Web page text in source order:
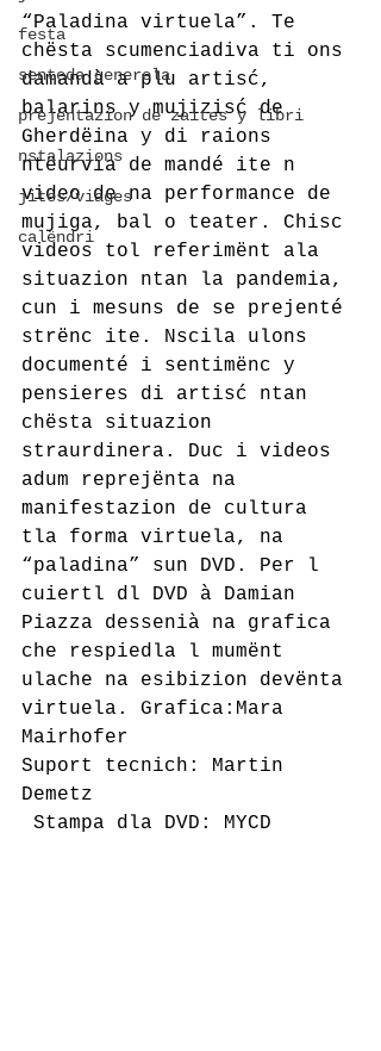
festa
senteda generela
prejentazion de zaites y libri
nstalazions
jites/viages
calëndri
“Paladina virtuela”. Te
chësta scumenciadiva ti ons
damandà a plu artisć,
balarins y mujizisć de
Gherdëina y di raions
ntëurvia de mandé ite n
video de na performance de
mujiga, bal o teater. Chisc
videos tol referimënt ala
situazion ntan la pandemia,
cun i mesuns de se prejenté
strënc ite. Nscila ulons
documenté i sentimënc y
pensieres di artisć ntan
chësta situazion
straurdinera. Duc i videos
adum reprejënta na
manifestazion de cultura
tla forma virtuela, na
“paladina” sun DVD. Per l
cuiertl dl DVD à Damian
Piazza dessenià na grafica
che respiedla l mumënt
ulache na esibizion devënta
virtuela. Grafica:Mara
Mairhofer
Suport tecnich: Martin
Demetz
Stampa dla DVD: MYCD